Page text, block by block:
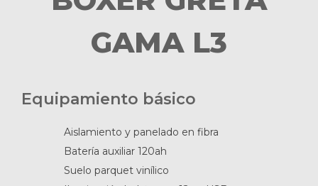
GAMA L3
Equipamiento básico
Aislamiento y panelado en fibra
Batería auxiliar 120ah
Suelo parquet vinílico